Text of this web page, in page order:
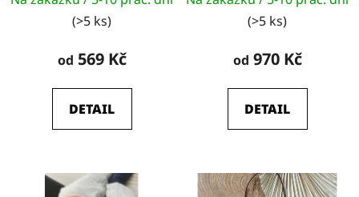
(>5 ks)
od 569 Kč
DETAIL
(>5 ks)
od 970 Kč
DETAIL